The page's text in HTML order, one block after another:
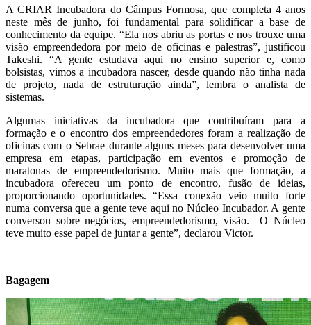
A CRIAR Incubadora do Câmpus Formosa, que completa 4 anos
neste mês de junho, foi fundamental para solidificar a base de
conhecimento da equipe. “Ela nos abriu as portas e nos trouxe uma
visão empreendedora por meio de oficinas e palestras”, justificou
Takeshi. “A gente estudava aqui no ensino superior e, como
bolsistas, vimos a incubadora nascer, desde quando não tinha nada
de projeto, nada de estruturação ainda”, lembra o analista de
sistemas.
Algumas iniciativas da incubadora que contribuíram para a
formação e o encontro dos empreendedores foram a realização de
oficinas com o Sebrae durante alguns meses para desenvolver uma
empresa em etapas, participação em eventos e promoção de
maratonas de empreendedorismo. Muito mais que formação, a
incubadora ofereceu um ponto de encontro, fusão de ideias,
proporcionando oportunidades. “Essa conexão veio muito forte
numa conversa que a gente teve aqui no Núcleo Incubador. A gente
conversou sobre negócios, empreendedorismo, visão. O Núcleo
teve muito esse papel de juntar a gente”, declarou Victor.
Bagagem